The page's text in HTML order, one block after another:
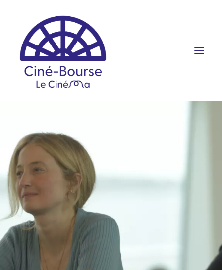
ÉVÉNEMENTS
SCOLAIRES
PRATIQUE
PROGRAMME